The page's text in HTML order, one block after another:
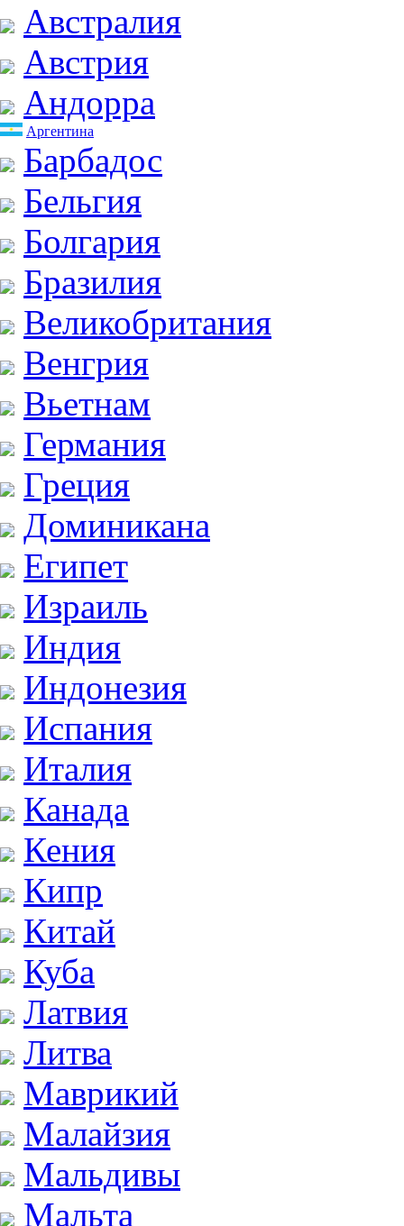
Австралия
Австрия
Андорра
Аргентина
Барбадос
Бельгия
Болгария
Бразилия
Великобритания
Венгрия
Вьетнам
Германия
Греция
Доминикана
Египет
Израиль
Индия
Индонезия
Испания
Италия
Канада
Кения
Кипр
Китай
Куба
Латвия
Литва
Маврикий
Малайзия
Мальдивы
Мальта